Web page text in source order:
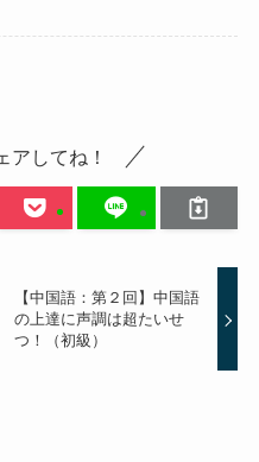
アしてね！
【中国語：第２回】中国語
の上達に声調は超たいせ
つ！（初級）